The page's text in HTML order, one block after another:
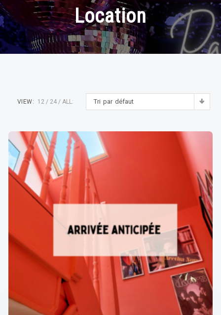
Location
Tri par défaut
VIEW: 12 24 ALL: